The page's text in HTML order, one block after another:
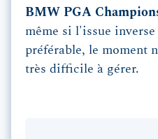
BMW PGA
même si l'issue
préférable, le moment
très difficile à gérer.